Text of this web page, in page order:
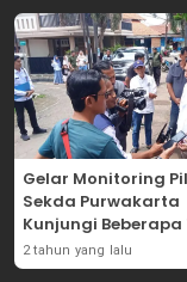
Gelar Monitoring
Sekda Purwakarta
Kunjungi Beberapa
Yang Ada Di
2 tahun yang lalu